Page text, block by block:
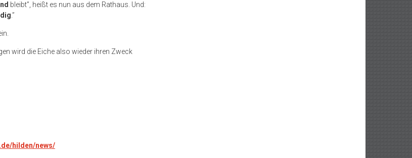
bleibt”, heißt es nun aus dem Rathaus. Und:
.”
wird die Eiche also wieder ihren Zweck
hilden/news/